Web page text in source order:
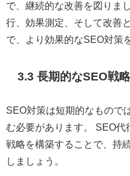
で、継続的な改善を図りま
行、効果測定、そして改善
で、より効果的なSEO対策
3.3 長期的なSEO戦
SEO対策は短期的なもので
む必要があります。 SEO
戦略を構築することで、持
しましょう。